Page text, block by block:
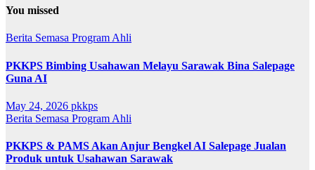
You missed
Berita Semasa Program Ahli
PKKPS Bimbing Usahawan Melayu Sarawak Bina Salepage
Guna AI
May 24, 2026 pkkps
Berita Semasa Program Ahli
PKKPS & PAMS Akan Anjur Bengkel AI Salepage Jualan
Produk untuk Usahawan Sarawak